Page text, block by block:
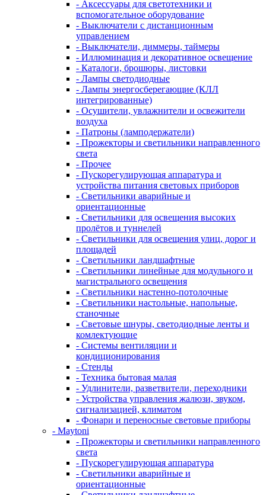
- Аксессуары для светотехники и
вспомогательное оборудование
- Выключатели с дистанционным
управлением
- Выключатели, диммеры, таймеры
- Иллюминация и декоративное освещение
- Каталоги, брошюры, листовки
- Лампы светодиодные
- Лампы энергосберегающие (КЛЛ
интегрированные)
- Осушители, увлажнители и освежители
воздуха
- Патроны (ламподержатели)
- Прожекторы и светильники направленного
света
- Прочее
- Пускорегулирующая аппаратура и
устройства питания световых приборов
- Светильники аварийные и
ориентационные
- Светильники для освещения высоких
пролётов и туннелей
- Светильники для освещения улиц, дорог и
площадей
- Светильники ландшафтные
- Светильники линейные для модульного и
магистрального освещения
- Светильники настенно-потолочные
- Светильники настольные, напольные,
станочные
- Световые шнуры, светодиодные ленты и
комлектующие
- Системы вентиляции и
кондиционирования
- Стенды
- Техника бытовая малая
- Удлинители, разветвители, переходники
- Устройства управления жалюзи, звуком,
сигнализацией, климатом
- Фонари и переносные световые приборы
- Maytoni
- Прожекторы и светильники направленного
света
- Пускорегулирующая аппаратура
- Светильники аварийные и
ориентационные